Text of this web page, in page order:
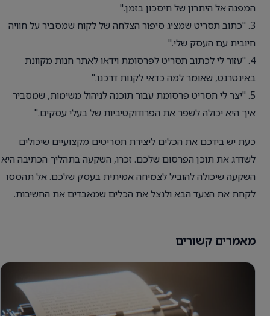
המפנה אל היתרון של חיסכון בזמן."
3. "כתוב תסריט שמציג סיפור הצלחה של לקוח שמסביר על חוויה
חיובית עם העסק שלי."
4. "עזור לי לכתוב תסריט לפרסומת וידאו לאתר חנות מקוונת
באינטרנט, שאומר למה כדאי לקנות דרכנו."
5. "יצר לי תסריט פרסומת עבור תוכנה לניהול משימות, שמסביר
איך היא יכולה לשפר את הפרודוקטיביות של בעלי עסקים."
כעת יש בידכם את הכלים ליצירת תסריטים מקצועיים שיכולים
לשדרג את תוכן הפרסום שלכם. זכרו, השקעה בתהליך הכתיבה היא
השקעה שיכולה להוביל לצמיחה אמיתית בעסק שלכם. אל תהססו
לקחת את הצעד הבא ולנצל את הכלים שמאבדים את החשיבות.
מאמרים קשורים